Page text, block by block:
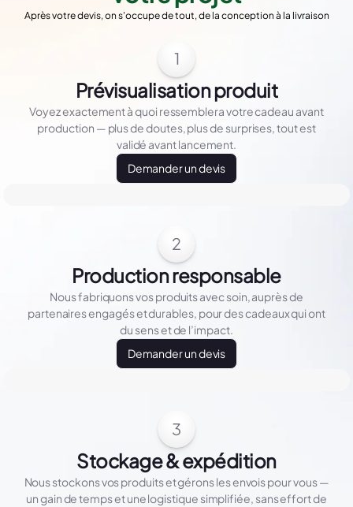
Après votre devis, on s'occupe de tout, de la conception à la livraison
1
Prévisualisation produit
Voyez exactement à quoi ressemblera votre cadeau avant
production — plus de doutes, plus de surprises, tout est
validé avant lancement.
Demander un devis
2
Production responsable
Nous fabriquons vos produits avec soin, auprès de
partenaires engagés et durables, pour des cadeaux qui ont
du sens et de l’impact.
Demander un devis
3
Stockage & expédition
Nous stockons vos produits et gérons les envois pour vous —
un gain de temps et une logistique simplifiée, sans effort de